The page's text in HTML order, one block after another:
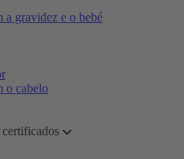
a gravidez e o bebé
o cabelo